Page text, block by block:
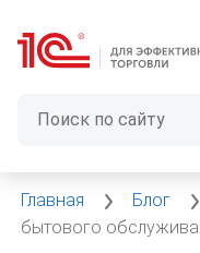
Главная Блог
бытового